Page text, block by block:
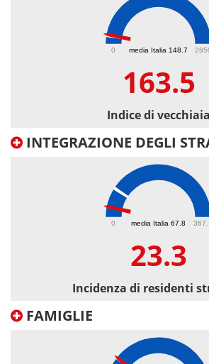
media Italia 148.7
0
163.5
Indice di vecchiaia
INTEGRAZIONE DEGLI
media Italia 67.8
0
23.3
Incidenza di residenti
FAMIGLIE